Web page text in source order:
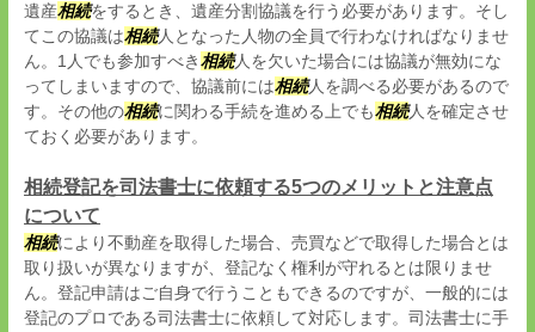
遺産相続をするとき、遺産分割協議を行う必要があります。そし
てこの協議は相続人となった人物の全員で行わなければなりませ
ん。1人でも参加すべき相続人を欠いた場合には協議が無効にな
ってしまいますので、協議前には相続人を調べる必要があるので
す。その他の相続に関わる手続を進める上でも相続人を確定させ
ておく必要があります。
相続登記を司法書士に依頼する5つのメリットと注意点
について
相続により不動産を取得した場合、売買などで取得した場合とは
取り扱いが異なりますが、登記なく権利が守れるとは限りませ
ん。登記申請はご自身で行うこともできるのですが、一般的には
登記のプロである司法書士に依頼して対応します。司法書士に手